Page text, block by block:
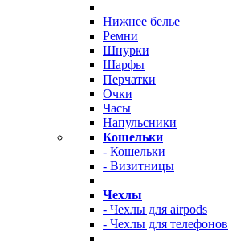
Нижнее белье
Ремни
Шнурки
Шарфы
Перчатки
Очки
Часы
Напульсники
Кошельки
- Кошельки
- Визитницы
Чехлы
- Чехлы для airpods
- Чехлы для телефонов